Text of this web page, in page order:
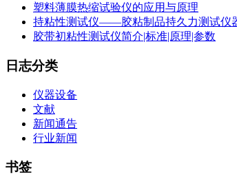
塑料薄膜热缩试验仪的应用与原理
持粘性测试仪——胶粘制品持久力测试仪
胶带初粘性测试仪简介|标准|原理|参数
日志分类
仪器设备
文献
新闻通告
行业新闻
书签